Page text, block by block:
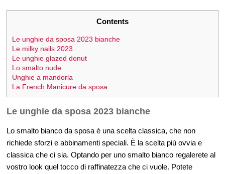
Contents
Le unghie da sposa 2023 bianche
Le milky nails 2023
Le unghie glazed donut
Lo smalto nude
Unghie a mandorla
La French Manicure da sposa
Le unghie da sposa 2023 bianche
Lo smalto bianco da sposa è una scelta classica, che non
richiede sforzi e abbinamenti speciali. È la scelta più ovvia e
classica che ci sia. Optando per uno smalto bianco regalerete al
vostro look quel tocco di raffinatezza che ci vuole. Potete